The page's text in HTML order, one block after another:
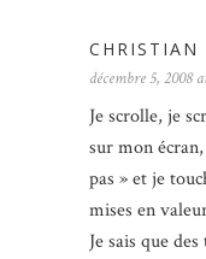
CHRISTIAN
décembre 5, 2008
Je scrolle, je
sur mon
pas » et je
mises en
Je sais que